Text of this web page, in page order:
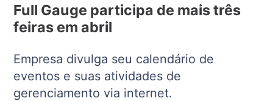
Full Gauge participa de mais três
feiras em abril
Empresa divulga seu calendário de
eventos e suas atividades de
gerenciamento via internet.